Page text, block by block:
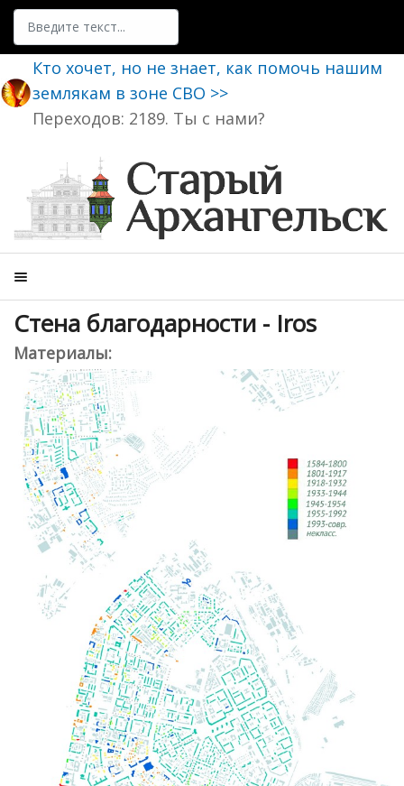
Поиск
Кто хочет, но не знает, как помочь нашим
землякам в зоне СВО >>
Переходов: 2189. Ты с нами?
Стена благодарности - Iros
Материалы: